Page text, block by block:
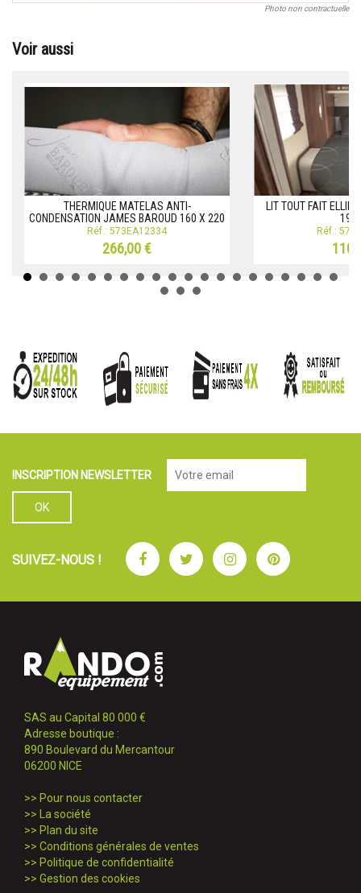
Photo non contractuelle
Voir aussi
THERMIQUE MATELAS ANTI-
CONDENSATION JAMES BAROUD 160 X 220
Réf.: 573EA12334
266,00 €
LIT TOUT FAIT
190
Réf.:
INSCRIPTION NEWSLETTER
SUIVEZ-NOUS ! FacebookTwitterInstagramPinterest
SAS au Capital 80 000 €
Adresse boutique :
890 Boulevard du Mercantour
06200 NICE
>> Pour nous contacter
>> La société
>> Plan du site
>> Conditions générales de ventes
>> Politique de confidentialité
>> Gestion des cookies